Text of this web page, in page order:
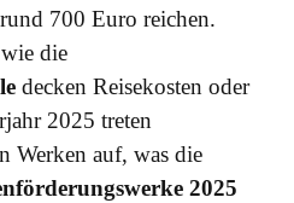
700 Euro reichen.
die
decken Reisekosten oder
2025 treten
Werken auf, was die
2025